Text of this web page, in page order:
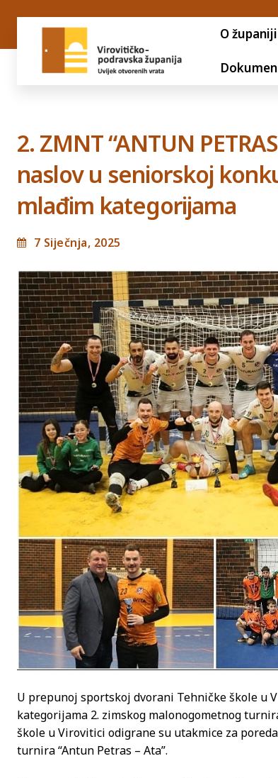
O županiji
2. ZMNT “ANTUN
naslov u seniorskoj
mlađim kategorijama
7 Siječnja, 2025
U prepunoj sportskoj dvorani Tehničke škole u
kategorijama 2. zimskog malonogometnog
škole u Virovitici odigrane su utakmice za
turnira “Antun Petras – Ata”.